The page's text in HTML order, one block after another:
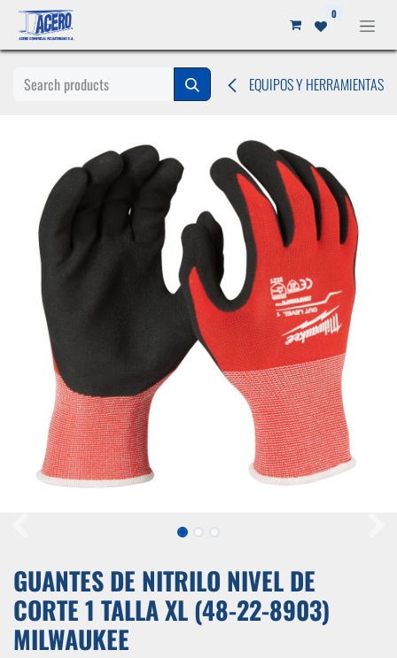
Ir al contenido 0
EQUIPOS Y HERRAMIENTAS
GUANTES DE NITRILO NIVEL DE
CORTE 1 TALLA XL (48-22-8903)
MILWAUKEE